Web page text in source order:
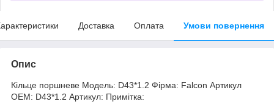
Доставка Оплата Умови повернення
Опис
Кільце поршневе Модель: D43*1.2 Фірма: Falcon Артикул
OEM: D43*1.2 Артикул: Примітка: